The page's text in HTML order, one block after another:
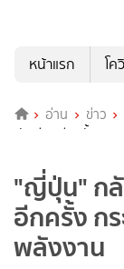
หน้าแรก
โค
อ่าน ข่าว
"รัสเซีย" อีกครั้ง กร
"ญี่ปุ่น" ก
อีกครั้ง ก
พลังงาน